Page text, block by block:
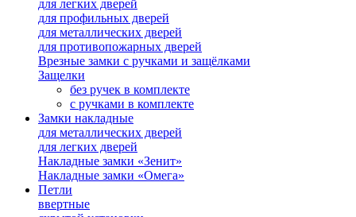
для легких дверей
для профильных дверей
для металлических дверей
для противопожарных дверей
Врезные замки с ручками и защёлками
Защелки
без ручек в комплекте
с ручками в комплекте
Замки накладные
для металлических дверей
для легких дверей
Накладные замки «Зенит»
Накладные замки «Омега»
Петли
ввертные